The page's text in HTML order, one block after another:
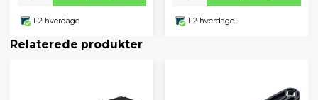
1-2 hverdage 1-2 hverdage
Relaterede produkter